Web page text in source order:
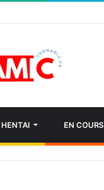
HENTAI EN COURS